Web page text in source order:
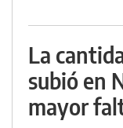
La
subió en
mayor